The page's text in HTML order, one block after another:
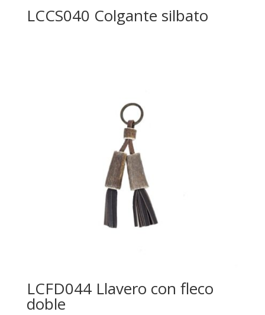
LCCS040 Colgante silbato
LCFD044 Llavero con fleco
doble